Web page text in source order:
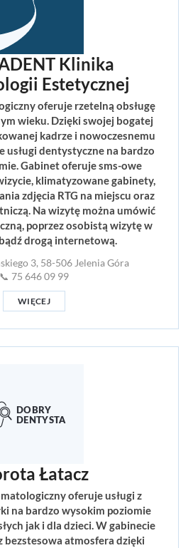
Klinika
Estetycznej
oferuje rzetelną obsługę
wieku. Dzięki swojej bogatej
kadrze i nowoczesnemu
usługi dentystyczne na bardzo
Gabinet oferuje sms-owe
klimatyzowane gabinety,
zdjęcia RTG na miejscu oraz
Na wizytę można umówić
poprzez osobistą wizytę w
drogą internetową.
3, 58-506 Jelenia Góra
📞 75 646 09 99
WIĘCEJ
Łatacz
oferuje usługi z
na bardzo wysokim poziomie
jak i dla dzieci. W gabinecie
bezstesowa atmosfera dzięki